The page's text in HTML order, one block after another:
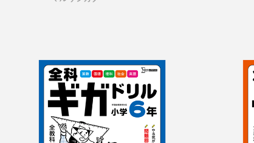
全科ギガドリル　小
学6年 学